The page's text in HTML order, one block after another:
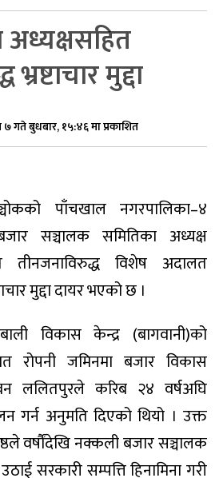
मुद्दा
गते बुधबार, १५:४६ मा प्रकाशित
पाँचखाल नगरपालिका–४
सञ्चालक समितिका अध्यक्ष
तीनजनाविरुद्ध विशेष अदालत
मुद्दा दायर भएको छ ।
विकास केन्द्र (बागवानी)को
रोपनी जमिनमा बजार विकास
ललितपुरले करिब २४ वर्षअघि
गर्न अनुमति दिएको थियो । उक्त
वर्षौंदेखि नक्कली बजार सञ्चालक
सरकारी सम्पत्ति हिनामिना गरी